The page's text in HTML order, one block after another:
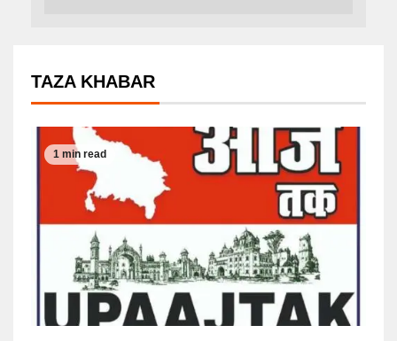
TAZA KHABAR
1 min read